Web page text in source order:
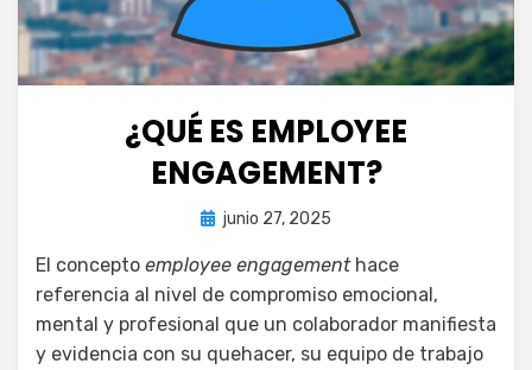
¿QUÉ ES EMPLOYEE
ENGAGEMENT?
porjuancadotcom
Publicada
junio 27, 2025
El concepto employee engagementhace
referencia al nivel de compromiso emocional,
mental y profesional que un colaborador manifiesta
y evidencia con su quehacer, su equipo de trabajo